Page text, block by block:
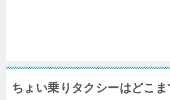
ちょい乗りタクシーはどこま